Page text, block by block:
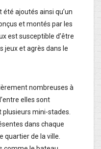
ajoutés ainsi qu’un
et montés par les
est susceptible d’être
jeux et agrès dans le
nombreuses à
elles sont
mini-stades.
dans chaque
de la ville.